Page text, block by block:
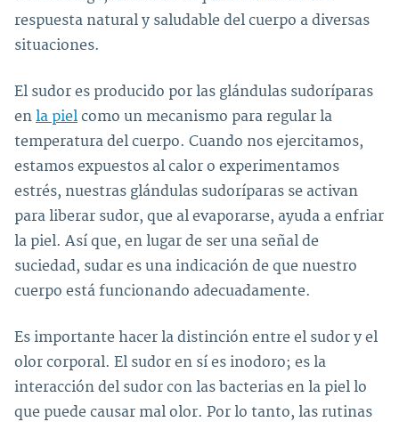
respuesta natural y saludable del cuerpo a diversas
situaciones.
El sudor es producido por las glándulas sudoríparas
en la piel como un mecanismo para regular la
temperatura del cuerpo. Cuando nos ejercitamos,
estamos expuestos al calor o experimentamos
estrés, nuestras glándulas sudoríparas se activan
para liberar sudor, que al evaporarse, ayuda a enfriar
la piel. Así que, en lugar de ser una señal de
suciedad, sudar es una indicación de que nuestro
cuerpo está funcionando adecuadamente.
Es importante hacer la distinción entre el sudor y el
olor corporal. El sudor en sí es inodoro; es la
interacción del sudor con las bacterias en la piel lo
que puede causar mal olor. Por lo tanto, las rutinas